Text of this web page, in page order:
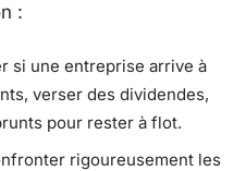
:
si une entreprise arrive à
verser des dividendes,
pour rester à flot.
rigoureusement les